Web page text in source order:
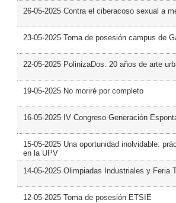
26-05-2025 Contra el ciberacoso sexual a
23-05-2025 Toma de posesión campus de
22-05-2025 PolinizaDos: 20 años de arte
19-05-2025 No moriré por completo
16-05-2025 IV Congreso Generación
15-05-2025 Una oportunidad inolvidable:
en la UPV
14-05-2025 Olimpiadas Industriales y Feria
12-05-2025 Toma de posesión ETSIE